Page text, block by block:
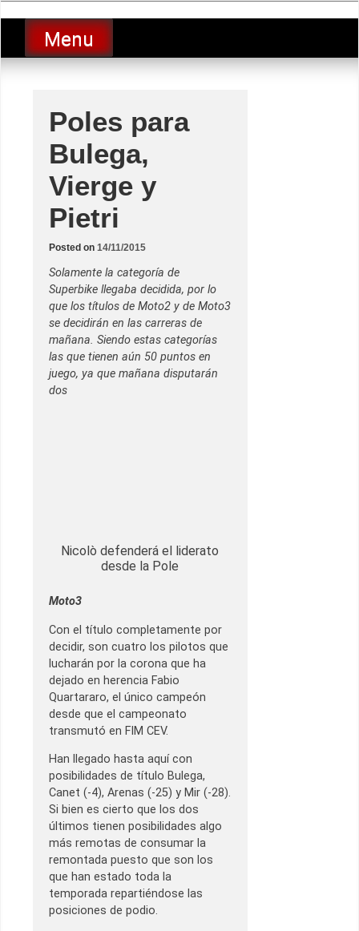
to
contentLucio Lopez GP
luciolopezgp
Menu
Poles para
Bulega,
Vierge y
Pietri
Posted on 14/11/2015
Solamente la categoría de
Superbike llegaba decidida, por lo
que los títulos de Moto2 y de Moto3
se decidirán en las carreras de
mañana. Siendo estas categorías
las que tienen aún 50 puntos en
juego, ya que mañana disputarán
dos
Nicolò defenderá el liderato
desde la Pole
Moto3
Con el título completamente por
decidir, son cuatro los pilotos que
lucharán por la corona que ha
dejado en herencia Fabio
Quartararo, el único campeón
desde que el campeonato
transmutó en FIM CEV.
Han llegado hasta aquí con
posibilidades de título Bulega,
Canet (-4), Arenas (-25) y Mir (-28).
Si bien es cierto que los dos
últimos tienen posibilidades algo
más remotas de consumar la
remontada puesto que son los
que han estado toda la
temporada repartiéndose las
posiciones de podio.